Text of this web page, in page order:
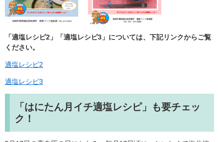
「適塩レシピ2」「適塩レシピ3」については、下記リンクからご覧
ください。
適塩レシピ2
適塩レシピ3
「はにたん月イチ適塩レシピ」も要チェッ
ク！